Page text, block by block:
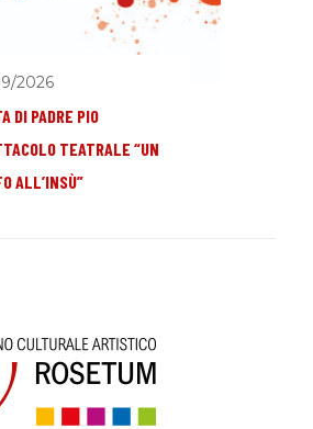
2026
DI PADRE PIO
TEATRALE “UN
ALL’INSÙ”